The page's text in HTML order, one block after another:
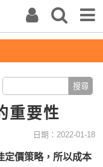
重要性
日期：2022-01-18
定價策略，所以成本